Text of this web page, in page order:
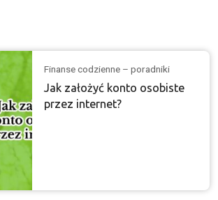
Finanse codzienne – poradniki
Jak założyć konto osobiste
przez internet?